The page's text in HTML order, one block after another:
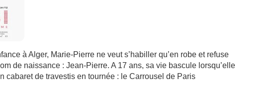
à Alger, Marie-Pierre ne veut s’habiller qu’en robe et refuse
de naissance : Jean-Pierre. A 17 ans, sa vie bascule lorsqu’elle
cabaret de travestis en tournée : le Carrousel de Paris